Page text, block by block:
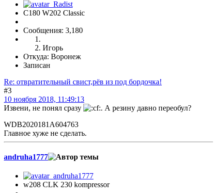
C180 W202 Classic
Сообщения: 3,180
Игорь
Откуда: Воронеж
Записан
Re: отвратительный свист,рёв из под бордочка!
#3
10 ноября 2018, 11:49:13
Извени, не понял сразу
. А резину давно переобул?
WDB2020181A604763
Главное хуже не сделать.
andruha1777
w208 CLK 230 kompressor